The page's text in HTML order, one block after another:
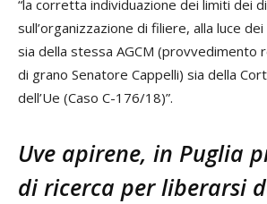
“la corretta individuazione dei limiti dei
sull’organizzazione di filiere, alla luce
sia della stessa AGCM (provvedimento
di grano Senatore Cappelli) sia della
dell’Ue (Caso C-176/18)”.
Uve apirene, in Puglia
di ricerca per liberarsi